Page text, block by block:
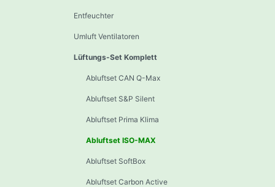
Entfeuchter
Umluft Ventilatoren
Lüftungs-Set Komplett
Abluftset CAN Q-Max
Abluftset S&P Silent
Abluftset Prima Klima
Abluftset ISO-MAX
Abluftset SoftBox
Abluftset Carbon Active